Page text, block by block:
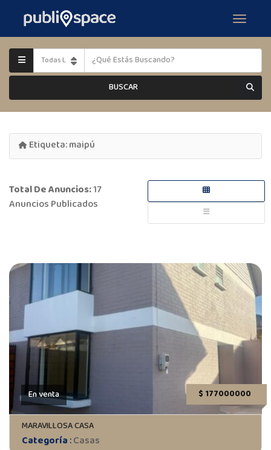
BUSCAR
Etiqueta:maipú
Total De Anuncios:17
Anuncios Publicados
En venta $ 177000000
MARAVILLOSA CASA
Categoría:Casas